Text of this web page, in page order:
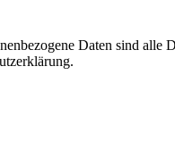
Daten sind alle